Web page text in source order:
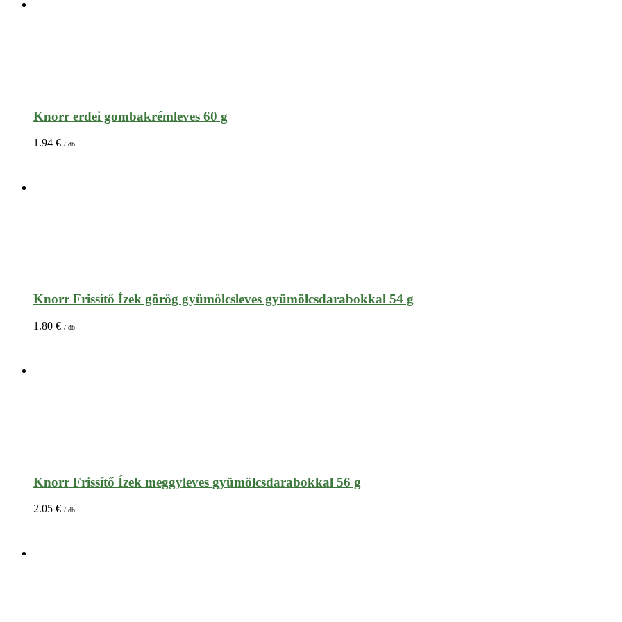
Knorr erdei gombakrémleves 60 g
1.94 € / db
Knorr Frissítő Ízek görög gyümölcsleves gyümölcsdarabokkal 54 g
1.80 € / db
Knorr Frissítő Ízek meggyleves gyümölcsdarabokkal 56 g
2.05 € / db